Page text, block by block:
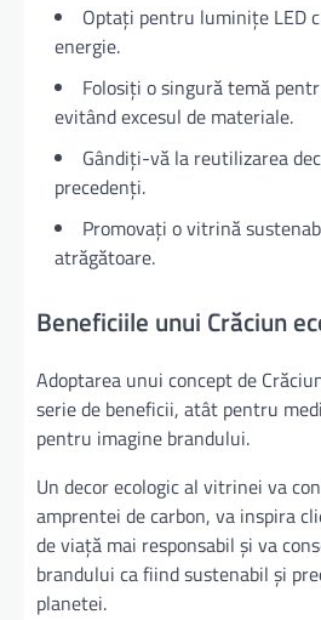
Optați pentru luminițe LED
energie.
Folosiți o singură temă
evitând excesul de materiale.
Gândiți-vă la reutilizarea
precedenți.
Promovați o vitrină
atrăgătoare.
Beneficiile unui Crăciun
Adoptarea unui concept de
serie de beneficii, atât pentru
pentru imagine brandului.
Un decor ecologic al vitrinei va
amprentei de carbon, va inspira
de viață mai responsabil și va
brandului ca fiind sustenabil și
planetei.